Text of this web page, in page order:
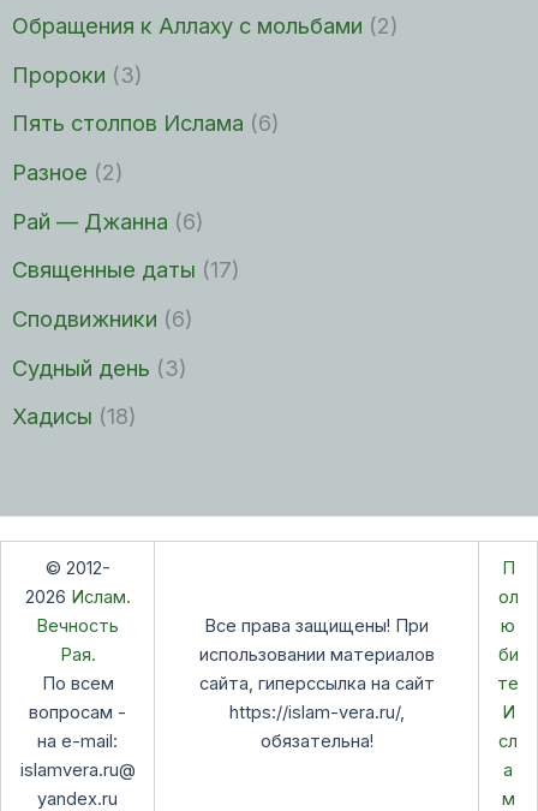
Обращения к Аллаху с мольбами (2)
Пророки (3)
Пять столпов Ислама (6)
Разное (2)
Рай — Джанна (6)
Священные даты (17)
Сподвижники (6)
Судный день (3)
Хадисы (18)
© 2012-
2026 Ислам.
Вечность
Рая.
По всем
вопросам -
на e-mail:
islamvera.ru@
yandex.ru
Все права защищены! При
использовании материалов
сайта, гиперссылка на сайт
https://islam-vera.ru/,
обязательна!
П
ол
ю
би
те
И
сл
а
м